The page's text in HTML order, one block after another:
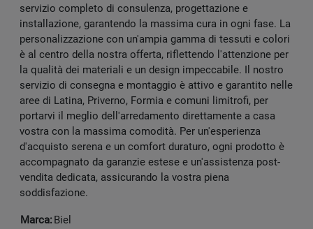
servizio completo di consulenza, progettazione e
installazione, garantendo la massima cura in ogni fase. La
personalizzazione con un'ampia gamma di tessuti e colori
è al centro della nostra offerta, riflettendo l'attenzione per
la qualità dei materiali e un design impeccabile. Il nostro
servizio di consegna e montaggio è attivo e garantito nelle
aree di Latina, Priverno, Formia e comuni limitrofi, per
portarvi il meglio dell'arredamento direttamente a casa
vostra con la massima comodità. Per un'esperienza
d'acquisto serena e un comfort duraturo, ogni prodotto è
accompagnato da garanzie estese e un'assistenza post-
vendita dedicata, assicurando la vostra piena
soddisfazione.
Marca:Biel